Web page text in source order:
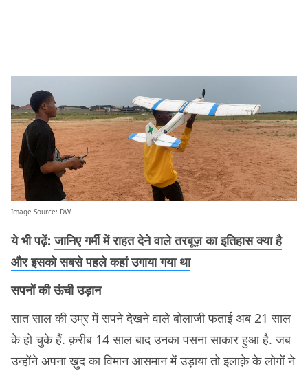
Image Source: DW
ये भी पढ़ें:जानिए गर्मी में राहत देने वाले तरबूज़ का इतिहास क्या है
और इसको सबसे पहले कहां उगाया गया था
सपनों की ऊंची उड़ान
सात साल की उम्र में सपने देखने वाले बोलाजी फताई अब 21 साल
के हो चुके हैं. क़रीब 14 साल बाद उनका पसना साकार हुआ है. जब
उन्होंने अपना ख़ुद का विमान आसमान में उड़ाया तो इलाक़े के लोगों ने